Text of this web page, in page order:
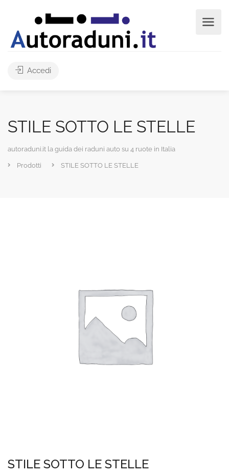
Accedi
STILE SOTTO LE STELLE
autoraduni.it la guida dei raduni auto su 4 ruote in Italia
Prodotti STILE SOTTO LE STELLE
STILE SOTTO LE STELLE